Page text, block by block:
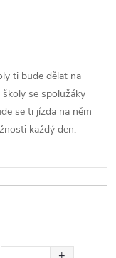
ti bude dělat na
se spolužáky
se ti jízda na něm
každý den.